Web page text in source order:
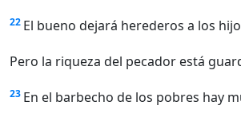
22 El bueno dejará herederos a los
Pero la riqueza del pecador está
23 En el barbecho de los pobres hay